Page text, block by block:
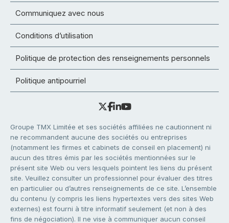
Communiquez avec nous
Conditions d’utilisation
Politique de protection des renseignements personnels
Politique antipourriel
Groupe TMX Limitée et ses sociétés affiliées ne cautionnent ni
ne recommandent aucune des sociétés ou entreprises
(notamment les firmes et cabinets de conseil en placement) ni
aucun des titres émis par les sociétés mentionnées sur le
présent site Web ou vers lesquels pointent les liens du présent
site. Veuillez consulter un professionnel pour évaluer des titres
en particulier ou d’autres renseignements de ce site. L’ensemble
du contenu (y compris les liens hypertextes vers des sites Web
externes) est fourni à titre informatif seulement (et non à des
fins de négociation). Il ne vise à communiquer aucun conseil